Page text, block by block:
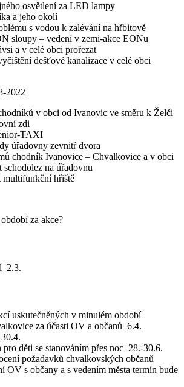
osvětlení za LED lampy
a jeho okolí
s vodou k zalévání na hřbitově
sloupy – vedení v zemi-akce EONu
a v celé obci prořezat
dešťové kanalizace v celé obci
2022
v obci od Ivanovic ve směru k Želči
zdi
TAXI
úřadovny zevnitř dvora
chodník Ivanovice – Chvalkovice a v obci
na úřadovnu
hřiště
za akce?
2.3.
uskutečněných v minulém období
za účasti OV a občanů 6.4.
děti se stanováním přes noc 28.-30.6.
požadavků chvalkovských občanů
OV s občany a s vedením města termín bude